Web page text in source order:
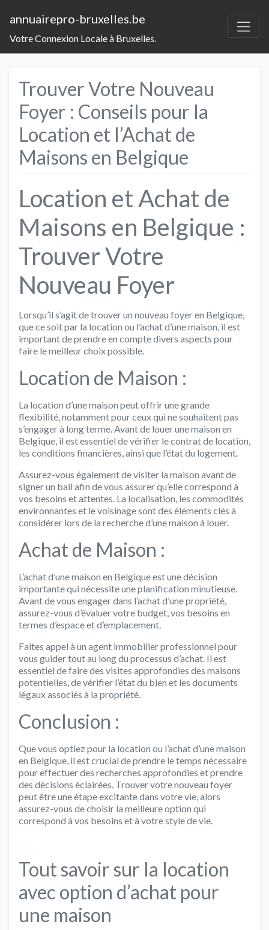
annuairepro-bruxelles.be
Votre Connexion Locale à Bruxelles.
Trouver Votre Nouveau
Foyer : Conseils pour la
Location et l’Achat de
Maisons en Belgique
Location et Achat de
Maisons en Belgique :
Trouver Votre
Nouveau Foyer
Lorsqu’il s’agit de trouver un nouveau foyer en Belgique,
que ce soit par la location ou l’achat d’une maison, il est
important de prendre en compte divers aspects pour
faire le meilleur choix possible.
Location de Maison :
La location d’une maison peut offrir une grande
flexibilité, notamment pour ceux qui ne souhaitent pas
s’engager à long terme. Avant de louer une maison en
Belgique, il est essentiel de vérifier le contrat de location,
les conditions financières, ainsi que l’état du logement.
Assurez-vous également de visiter la maison avant de
signer un bail afin de vous assurer qu’elle correspond à
vos besoins et attentes. La localisation, les commodités
environnantes et le voisinage sont des éléments clés à
considérer lors de la recherche d’une maison à louer.
Achat de Maison :
L’achat d’une maison en Belgique est une décision
importante qui nécessite une planification minutieuse.
Avant de vous engager dans l’achat d’une propriété,
assurez-vous d’évaluer votre budget, vos besoins en
termes d’espace et d’emplacement.
Faites appel à un agent immobilier professionnel pour
vous guider tout au long du processus d’achat. Il est
essentiel de faire des visites approfondies des maisons
potentielles, de vérifier l’état du bien et les documents
légaux associés à la propriété.
Conclusion :
Que vous optiez pour la location ou l’achat d’une maison
en Belgique, il est crucial de prendre le temps nécessaire
pour effectuer des recherches approfondies et prendre
des décisions éclairées. Trouver votre nouveau foyer
peut être une étape excitante dans votre vie, alors
assurez-vous de choisir la meilleure option qui
correspond à vos besoins et à votre style de vie.
Tout savoir sur la location
avec option d’achat pour
une maison